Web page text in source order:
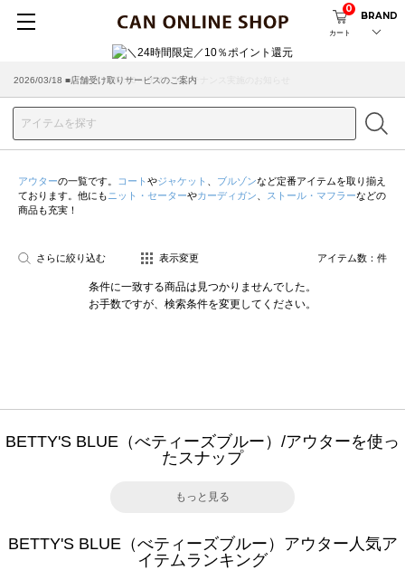
カート
0
BRAND
2026/08/04 ■8/13(木)AM2:00～サイトメンテナンス実施のお知らせ
2026/03/18 ■店舗受け取りサービスのご案内
アウターの一覧です。 コート やジャケット ブルゾンなど定番アイテムを取り揃え
ております。他にも ニット・セーターやカーディガン ストール・マフラーなどの
商品も充実！
さらに絞り込む 表示変更 アイテム数： 件
条件に一致する商品は見つかりませんでした。
お手数ですが、検索条件を変更してください。
BETTY'S BLUE（べティーズブルー）/アウターを使っ
たスナップ
もっと見る
BETTY'S BLUE（べティーズブルー）アウター人気ア
イテムランキング